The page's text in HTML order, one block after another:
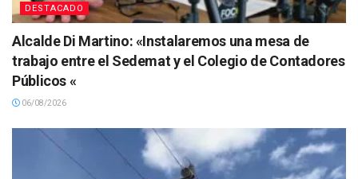
DESTACADO
Alcalde Di Martino: «Instalaremos una mesa de
trabajo entre el Sedemat y el Colegio de Contadores
Públicos «
06/08/2026